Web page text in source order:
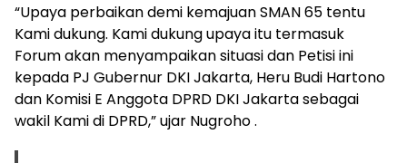
“Upaya perbaikan demi kemajuan SMAN 65 tentu
Kami dukung. Kami dukung upaya itu termasuk
Forum akan menyampaikan situasi dan Petisi ini
kepada PJ Gubernur DKI Jakarta, Heru Budi Hartono
dan Komisi E Anggota DPRD DKI Jakarta sebagai
wakil Kami di DPRD,” ujar Nugroho .